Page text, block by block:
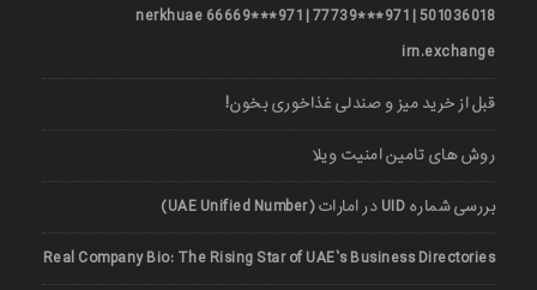
501036018 | 971***77739 | 971***66669 nerkhuae
irn.exchange
قبل از خرید میز و صندلی غذاخوری بخون!
روش های تامین امنیت ویلا
بررسی شماره UID در امارات (UAE Unified Number)
Real Company Bio: The Rising Star of UAE’s Business Directories